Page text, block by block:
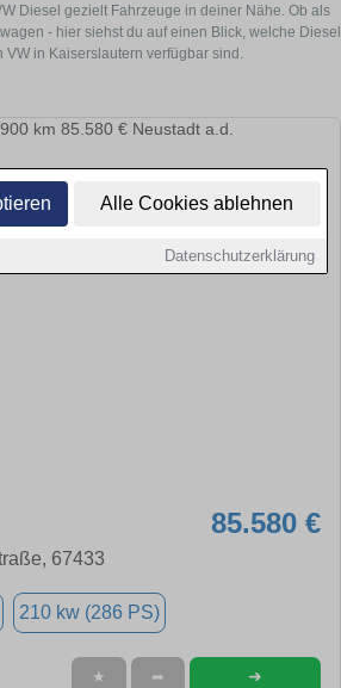
Alle Cookies ablehnen
Datenschutzerklärung
Diesel gezielt Fahrzeuge in deiner Nähe. Ob als
- hier siehst du auf einen Blick, welche Diesel
VW in Kaiserslautern verfügbar sind.
85.580 €
67433
210 kw (286 PS)
★ ➦ ➜